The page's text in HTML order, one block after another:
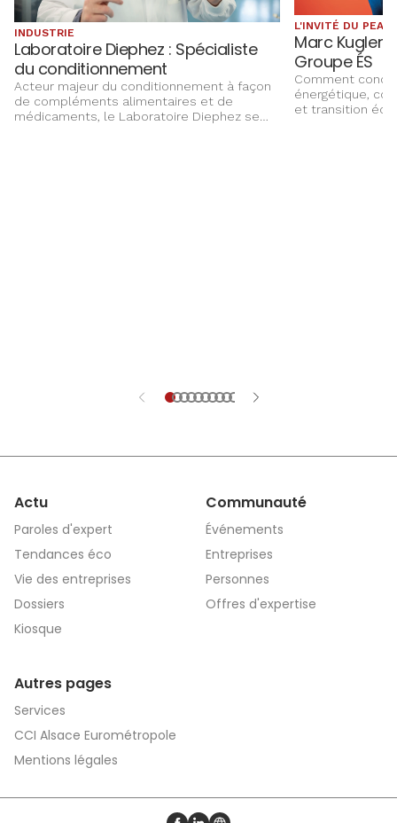
INDUSTRIE
Laboratoire Diephez : Spécialiste
du conditionnement
Acteur majeur du conditionnement à façon
de compléments alimentaires et de
médicaments, le Laboratoire Diephez se
L'INVITÉ DU PEA
Marc Kugler
Groupe ÉS
Comment
énergétique,
et transition
Actu
Paroles d'expert
Tendances éco
Vie des entreprises
Dossiers
Kiosque
Communauté
Événements
Entreprises
Personnes
Offres d'expertise
Autres pages
Services
CCI Alsace Eurométropole
Mentions légales